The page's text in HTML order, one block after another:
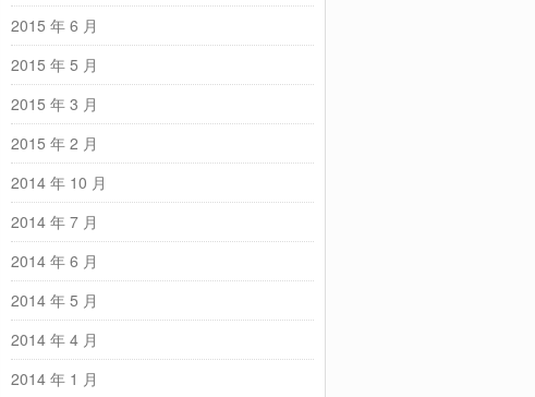
2015 年 6 月
2015 年 5 月
2015 年 3 月
2015 年 2 月
2014 年 10 月
2014 年 7 月
2014 年 6 月
2014 年 5 月
2014 年 4 月
2014 年 1 月